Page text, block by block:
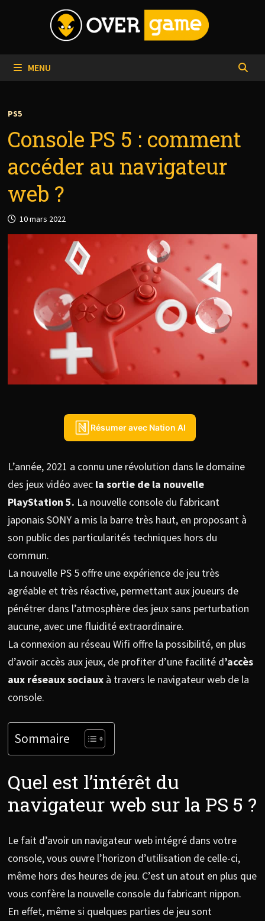
MENU
PS5
Console PS 5 : comment
accéder au navigateur
web ?
10 mars 2022
Résumer avec Nation AI
L’année, 2021 a connu une révolution dans le domaine
des jeux vidéo avecla sortie de la nouvelle
PlayStation 5. La nouvelle console du fabricant
japonais SONY a mis la barre très haut, en proposant à
son public des particularités techniques hors du
commun.
La nouvelle PS 5 offre une expérience de jeu très
agréable et très réactive, permettant aux joueurs de
pénétrer dans l’atmosphère des jeux sans perturbation
aucune, avec une fluidité extraordinaire.
La connexion au réseau Wifi offre la possibilité, en plus
d’avoir accès aux jeux, de profiter d’une facilité d’accès
aux réseaux sociaux à travers le navigateur web de la
console.
Sommaire
Quel est l’intérêt du
navigateur web sur la PS 5 ?
Le fait d’avoir un navigateur web intégré dans votre
console, vous ouvre l’horizon d’utilisation de celle-ci,
même hors des heures de jeu. C’est un atout en plus que
vous confère la nouvelle console du fabricant nippon.
En effet, même si quelques parties de jeu sont